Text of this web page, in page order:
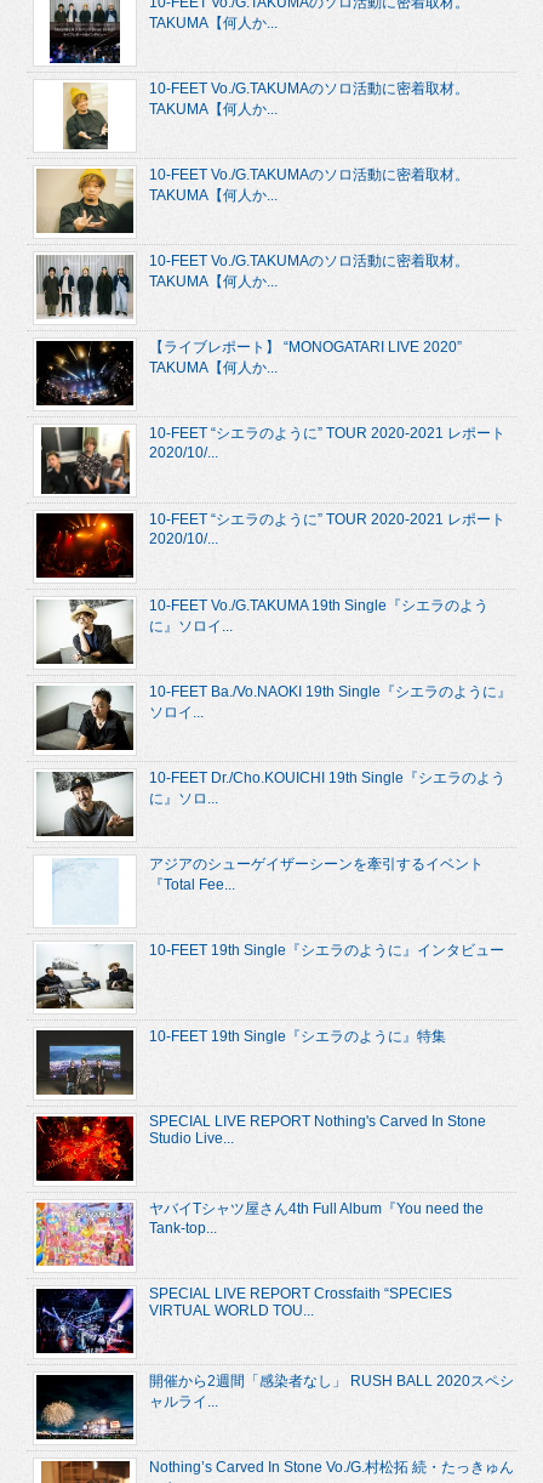
TAKUMA【何人か...
10-FEET Vo./G.TAKUMAのソロ活動に密着取材。
TAKUMA【何人か...
10-FEET Vo./G.TAKUMAのソロ活動に密着取材。
TAKUMA【何人か...
10-FEET Vo./G.TAKUMAのソロ活動に密着取材。
TAKUMA【何人か...
【ライブレポート】 “MONOGATARI LIVE 2020”
TAKUMA【何人か...
10-FEET “シエラのように” TOUR 2020-2021 レポート
2020/10/...
10-FEET “シエラのように” TOUR 2020-2021 レポート
2020/10/...
10-FEET Vo./G.TAKUMA 19th Single『シエラのよう
に』ソロイ...
10-FEET Ba./Vo.NAOKI 19th Single『シエラのように』
ソロイ...
10-FEET Dr./Cho.KOUICHI 19th Single『シエラのよう
に』ソロ...
アジアのシューゲイザーシーンを牽引するイベント
『Total Fee...
10-FEET 19th Single『シエラのように』インタビュー
10-FEET 19th Single『シエラのように』特集
SPECIAL LIVE REPORT Nothing's Carved In Stone
Studio Live...
ヤバイTシャツ屋さん4th Full Album『You need the
Tank-top...
SPECIAL LIVE REPORT Crossfaith “SPECIES
VIRTUAL WORLD TOU...
開催から2週間「感染者なし」 RUSH BALL 2020スペシ
ャルライ...
Nothing’s Carved In Stone Vo./G.村松拓 続・たっきゅん